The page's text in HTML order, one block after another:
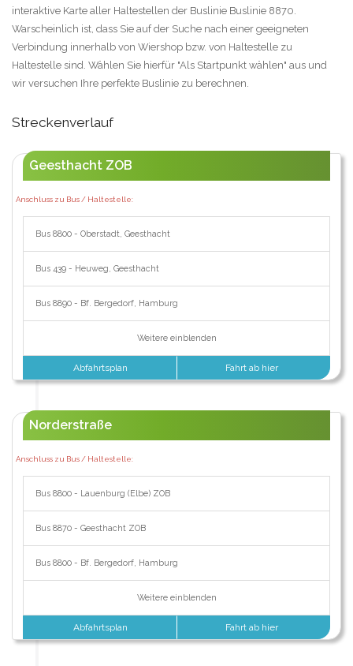
interaktive Karte aller Haltestellen der Buslinie Buslinie 8870.
Warscheinlich ist, dass Sie auf der Suche nach einer geeigneten
Verbindung innerhalb von Wiershop bzw. von Haltestelle zu
Haltestelle sind. Wählen Sie hierfür "Als Startpunkt wählen" aus und
wir versuchen Ihre perfekte Buslinie zu berechnen.
Streckenverlauf
Geesthacht ZOB
Anschluss zu Bus / Haltestelle:
Bus 8800 - Oberstadt, Geesthacht
Bus 439 - Heuweg, Geesthacht
Bus 8890 - Bf. Bergedorf, Hamburg
Weitere einblenden
Abfahrtsplan Fahrt ab hier
Norderstraße
Anschluss zu Bus / Haltestelle:
Bus 8800 - Lauenburg (Elbe) ZOB
Bus 8870 - Geesthacht ZOB
Bus 8800 - Bf. Bergedorf, Hamburg
Weitere einblenden
Abfahrtsplan Fahrt ab hier